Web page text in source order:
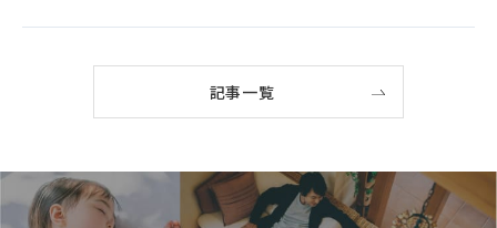
記事一覧